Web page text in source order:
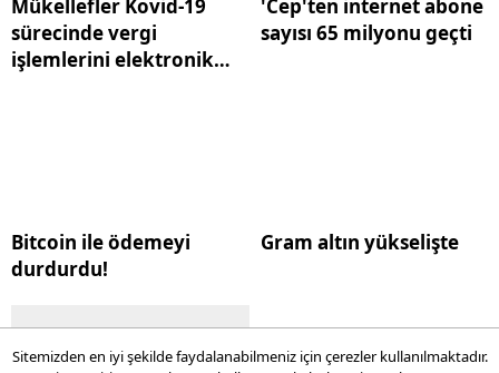
Mükellefler Kovid-19
sürecinde vergi
işlemlerini elektronik
'Cep'ten internet abone
sayısı 65 milyonu geçti
Bitcoin ile ödemeyi
durdurdu!
Gram altın yükselişte
Sitemizden en iyi şekilde faydalanabilmeniz için çerezler kullanılmaktadır.